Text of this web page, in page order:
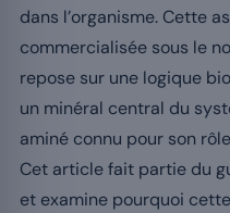
dans l’organisme. Cette
commercialisée sous le
repose sur une logique
un minéral central du
aminé connu pour son
Cet article fait partie du
et examine pourquoi